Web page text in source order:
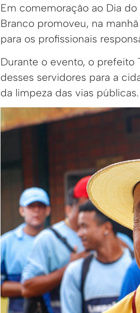
Em comemoração ao Dia
Branco promoveu, na
para os profissionais
Durante o evento, o prefeito
desses servidores para a
da limpeza das vias públicas.